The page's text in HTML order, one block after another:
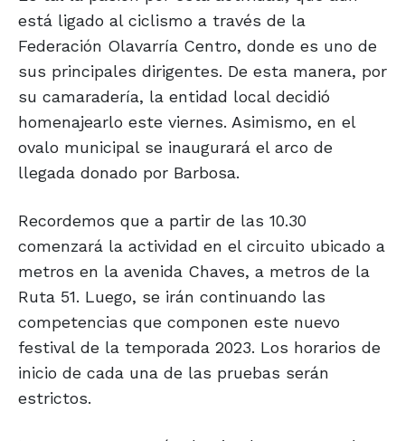
está ligado al ciclismo a través de la
Federación Olavarría Centro, donde es uno de
sus principales dirigentes. De esta manera, por
su camaradería, la entidad local decidió
homenajearlo este viernes. Asimismo, en el
ovalo municipal se inaugurará el arco de
llegada donado por Barbosa.
Recordemos que a partir de las 10.30
comenzará la actividad en el circuito ubicado a
metros en la avenida Chaves, a metros de la
Ruta 51. Luego, se irán continuando las
competencias que componen este nuevo
festival de la temporada 2023. Los horarios de
inicio de cada una de las pruebas serán
estrictos.